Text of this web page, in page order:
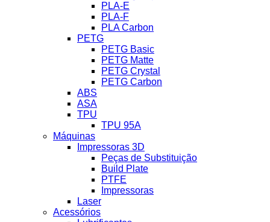
PLA-E
PLA-F
PLA Carbon
PETG
PETG Basic
PETG Matte
PETG Crystal
PETG Carbon
ABS
ASA
TPU
TPU 95A
Máquinas
Impressoras 3D
Peças de Substituição
Build Plate
PTFE
Impressoras
Laser
Acessórios